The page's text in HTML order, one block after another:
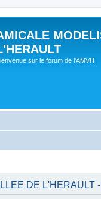
sur le forum de l'AMVH
DE L'HERAULT